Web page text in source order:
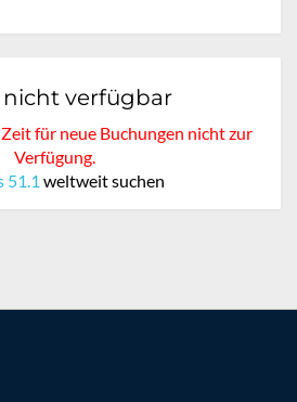
nicht verfügbar
für neue Buchungen nicht zur
Verfügung.
51.1 weltweit suchen